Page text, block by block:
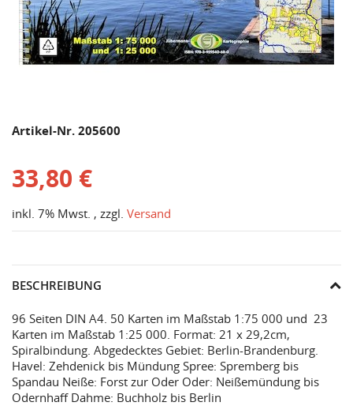
Artikel-Nr. 205600
33,80 €
inkl. 7% Mwst. , zzgl. Versand
BESCHREIBUNG
96 Seiten DIN A4. 50 Karten im Maßstab 1:75 000 und 23
Karten im Maßstab 1:25 000. Format: 21 x 29,2cm,
Spiralbindung. Abgedecktes Gebiet: Berlin-Brandenburg.
Havel: Zehdenick bis Mündung Spree: Spremberg bis
Spandau Neiße: Forst zur Oder Oder: Neißemündung bis
Odernhaff Dahme: Buchholz bis Berlin